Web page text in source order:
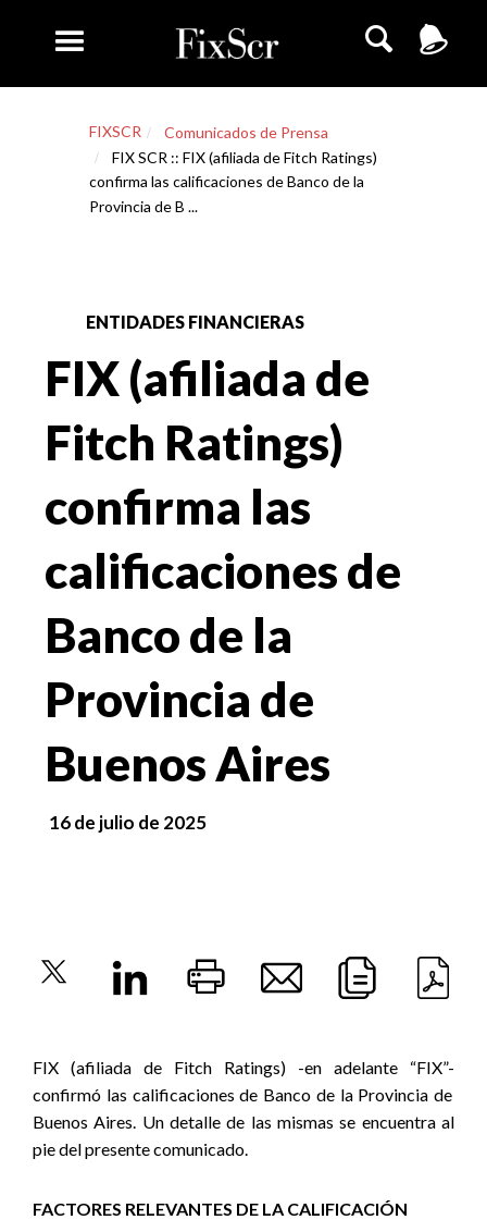
FIXSCR
Comunicados de Prensa
FIX SCR :: FIX (afiliada de Fitch Ratings)
confirma las calificaciones de Banco de la
Provincia de B ...
ENTIDADES FINANCIERAS
FIX (afiliada de
Fitch Ratings)
confirma las
calificaciones de
Banco de la
Provincia de
Buenos Aires
16 de julio de 2025
FIX (afiliada de Fitch Ratings) -en adelante “FIX”-
confirmó las calificaciones de Banco de la Provincia de
Buenos Aires. Un detalle de las mismas se encuentra al
pie del presente comunicado.
FACTORES RELEVANTES DE LA CALIFICACIÓN